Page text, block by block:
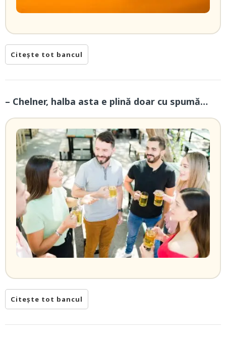
Citește tot bancul
– Chelner, halba asta e plină doar cu spumă…
Citește tot bancul